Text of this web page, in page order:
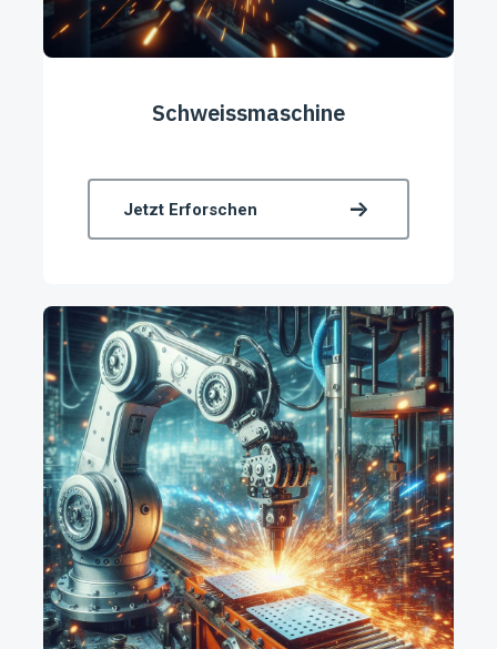
Schweissmaschine
Jetzt Erforschen